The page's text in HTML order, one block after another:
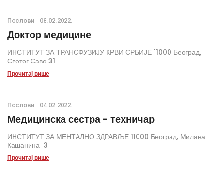
Послови 08.02.2022.
Доктор медицине
ИНСТИТУТ ЗА ТРАНСФУЗИЈУ КРВИ СРБИЈЕ 11000 Београд,
Светог Саве 31
Прочитај више
Послови 04.02.2022.
Медицинска сестра - техничар
ИНСТИТУТ ЗА МЕНТАЛНО ЗДРАВЉЕ 11000 Београд, Милана
Кашанина 3
Прочитај више